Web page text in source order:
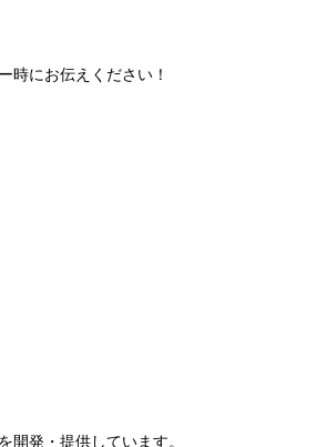
時にお伝えください！
発・提供しています。